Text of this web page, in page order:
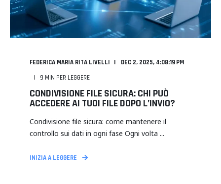
FEDERICA MARIA RITA LIVELLI
DEC 2, 2025, 4:08:19 PM
9 MIN PER LEGGERE
CONDIVISIONE FILE SICURA: CHI PUÒ
ACCEDERE AI TUOI FILE DOPO L’INVIO?
Condivisione file sicura: come mantenere il
controllo sui dati in ogni fase Ogni volta ...
INIZIA A LEGGERE